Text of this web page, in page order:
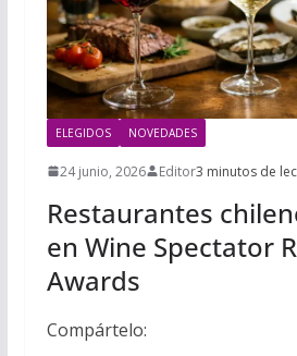
ELEGIDOS NOVEDADES
24 junio, 2026 Editor3 minutos de
Restaurantes
en Wine Spectator
Awards
Compártelo: